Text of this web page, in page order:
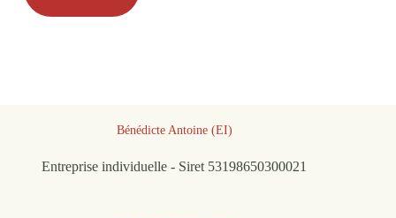
Bénédicte Antoine (EI)
Entreprise individuelle - Siret 53198650300021